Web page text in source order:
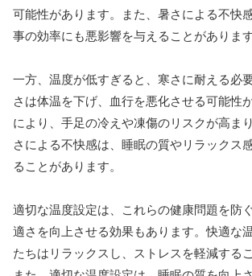
可能性があります。また、暑さによる不快
事の効率にも悪影響を与えることがあります
一方、温度が低すぎると、寒さに耐える必
さは体温を下げ、血行を悪化させる可能性
により、手足の冷えや凍傷のリスクが高ま
さによる不快感は、睡眠の質やリラックス
ることがあります。
適切な温度設定は、これらの健康問題を防
適さを向上させる効果もあります。快適な
たちはリラックスし、ストレスを軽減する